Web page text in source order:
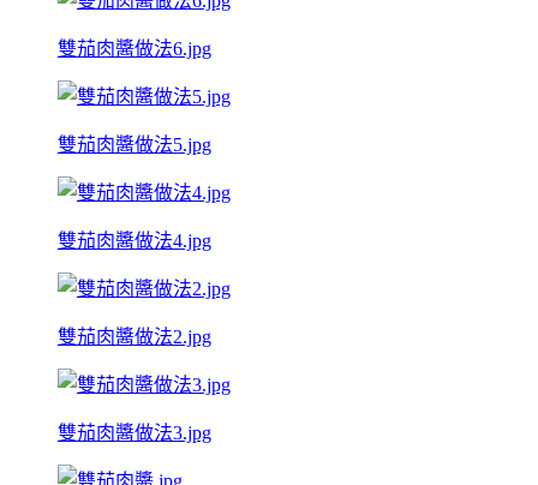
雙茄肉醬做法6.jpg
雙茄肉醬做法5.jpg
雙茄肉醬做法4.jpg
雙茄肉醬做法2.jpg
雙茄肉醬做法3.jpg